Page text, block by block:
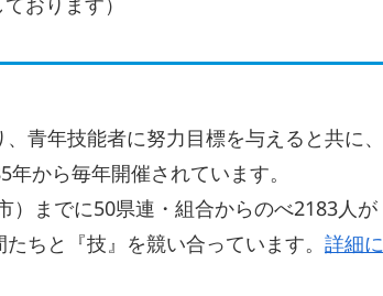
青年技能者に努力目標を与えると共に、
から毎年開催されています。
）までに50県連・組合からのべ2183人が
ちと『技』を競い合っています。 詳細に